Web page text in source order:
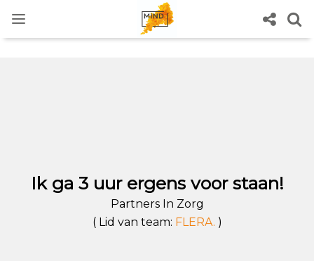
Ik ga 3 uur ergens voor staan!
Partners In Zorg
( Lid van team: FLERA. )